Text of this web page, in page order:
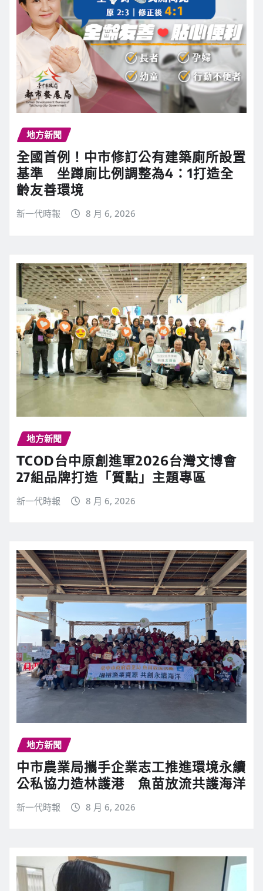
地方新聞
全國首例！中市修訂公有建築廁所設置
基準 坐蹲廁比例調整為4：1打造全
齡友善環境
新一代時報 8 月 6, 2026
地方新聞
TCOD台中原創進軍2026台灣文博會
27組品牌打造「質點」主題專區
新一代時報 8 月 6, 2026
地方新聞
中市農業局攜手企業志工推進環境永續
公私協力造林護港 魚苗放流共護海洋
新一代時報 8 月 6, 2026